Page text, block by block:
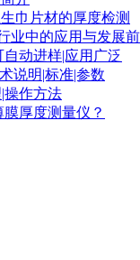
巾片材的厚度检测
业中的应用与发展
动进样|应用广泛
说明|标准|参数
操作方法
厚度测量仪？